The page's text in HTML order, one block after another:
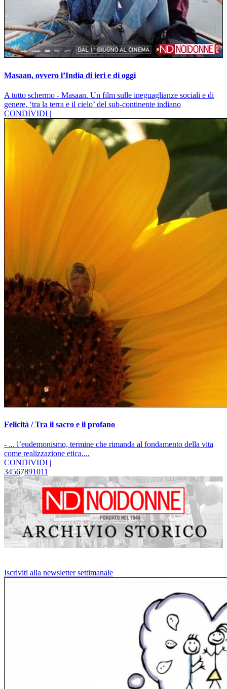
Masaan, ovvero l’India di ieri e di oggi
A tutto schermo - Masaan. Un film sulle ineguaglianze sociali e di
genere, ‘tra la terra e il cielo’ del sub-continente indiano
CONDIVIDI |
Felicità / Tra il sacro e il profano
- ... l’eudemonismo, termine che rimanda al fondamento della vita
come realizzazione etica....
CONDIVIDI |
34567891011
Iscriviti alla newsletter settimanale